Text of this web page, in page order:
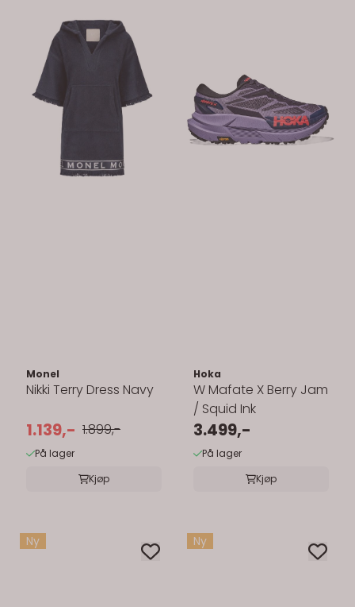
Monel
Nikki Terry Dress Navy
1.139,- 1.899,-
På lager
Kjøp
Hoka
W Mafate X Berry Jam
/ Squid Ink
3.499,-
På lager
Kjøp
Ny Ny